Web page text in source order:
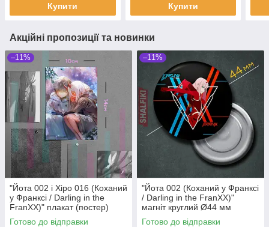
Купити Купити
Акційні пропозиції та новинки
–11%
"Йота 002 і Хіро 016 (Коханий
у Франксі / Darling in the
FranXX)" плакат (постер)
розміром А5 (14х20см)
Готово до відправки
–11%
"Йота 002 (Коханий у Франксі
/ Darling in the FranXX)"
магніт круглий Ø44 мм
Готово до відправки